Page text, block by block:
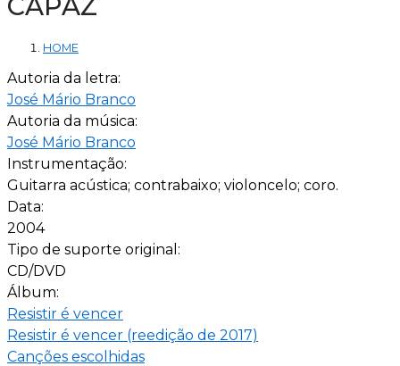
HOME
Autoria da letra:
José Mário Branco
Autoria da música:
José Mário Branco
Instrumentação:
Guitarra acústica; contrabaixo; violoncelo; coro.
Data:
2004
Tipo de suporte original:
CD/DVD
Álbum:
Resistir é vencer
Resistir é vencer (reedição de 2017)
Canções escolhidas